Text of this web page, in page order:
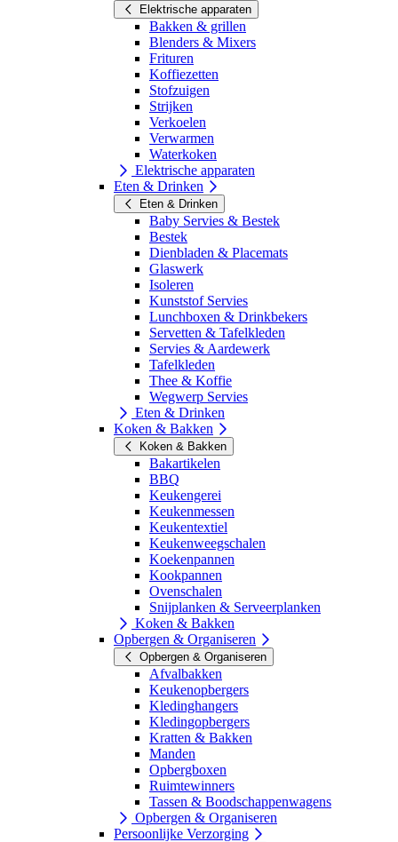
Elektrische apparaten
Bakken & grillen
Blenders & Mixers
Frituren
Koffiezetten
Stofzuigen
Strijken
Verkoelen
Verwarmen
Waterkoken
Elektrische apparaten
Eten & Drinken
Eten & Drinken
Baby Servies & Bestek
Bestek
Dienbladen & Placemats
Glaswerk
Isoleren
Kunststof Servies
Lunchboxen & Drinkbekers
Servetten & Tafelkleden
Servies & Aardewerk
Tafelkleden
Thee & Koffie
Wegwerp Servies
Eten & Drinken
Koken & Bakken
Koken & Bakken
Bakartikelen
BBQ
Keukengerei
Keukenmessen
Keukentextiel
Keukenweegschalen
Koekenpannen
Kookpannen
Ovenschalen
Snijplanken & Serveerplanken
Koken & Bakken
Opbergen & Organiseren
Opbergen & Organiseren
Afvalbakken
Keukenopbergers
Kledinghangers
Kledingopbergers
Kratten & Bakken
Manden
Opbergboxen
Ruimtewinners
Tassen & Boodschappenwagens
Opbergen & Organiseren
Persoonlijke Verzorging